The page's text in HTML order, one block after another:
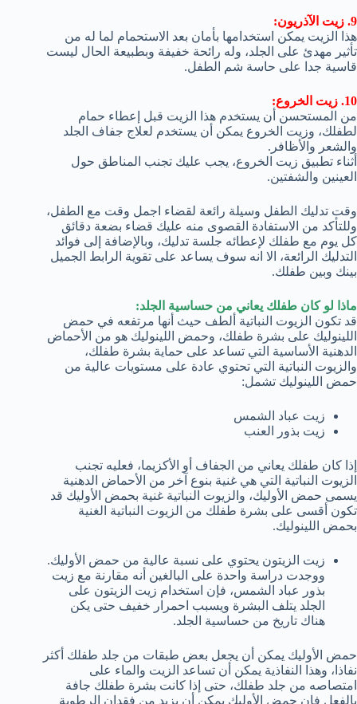
9. زيت الآذريون:
هذا الزيت يمكن استخدامها بأمان بعد الاستحمام لما له من
تأثير مهدئ على الجلد، وله رائحة خفيفة وبطبيعة الحال ليست
قاسية جدا على حاسة شم الطفل.
10. زيت الخروع:
من المستحسن أن يستخدم هذا الزيت قبل إعطاء حمام
لطفلك، وزيت الخروع يمكن أن يستخدم لعلاج جفاف الجلد
والشعر والأظافر.
أثناء تطبيق زيت الخروع، يجب عليك تجنب المناطق حول
العينين والشفتين.
وقت تدليك الطفل وسيلة رائعة لقضاء اجمل وقت مع الطفل،
وللتأكد من الاستفادة القصوى منه عليك قضاء بضعة دقائق
كل يوم مع طفلك لإعطائه جلسة تدليك، وبالإضافة إلى فوائد
التدليك الرائعة، الا انه سوف يساعد على تقوية الرابط الجميل
بينك وبين طفلك.
ماذا لو كان طفلك يعاني من حساسية الجلد:
قد تكون الزيوت النباتية ألطف حيث أنها مرتفعه في حمض
اللينوليك على بشرة طفلك، وحمض اللينوليك هو من الأحماض
الدهنية الأساسية التي تساعد على حماية بشرة طفلك،
والزيوت النباتية التي تحتوي عادة على مستويات عالية من
حمض اللينوليك تشمل:
زيت عباد الشمس
زيت بذور العنب
إذا كان طفلك يعاني من الجفاف أو الأكزيما، فعليه تجنب
الزيوت النباتية التي هي غنية بنوع آخر من الأحماض الدهنية
يسمى حمض الأوليك، والزيوت النباتية غنية بحمض الأوليك قد
تكون أقسى على بشرة طفلك من الزيوت النباتية الغنية
بحمض اللينوليك.
زيت الزيتون يحتوي على نسبة عالية من حمض الأوليك.
ووجدت دراسة واحدة على البالغين أنه مقارنة مع زيت
بذور عباد الشمس، فإن استخدام زيت الزيتون على
الجلد يتلف البشرة ويسبب احمرار خفيف حتى يكن
هناك تاريخ من حساسية الجلد.
حمض الأوليك يمكن أن يجعل بعض طبقات من جلد طفلك أكثر
نفاذا، وهذا النفاذية يمكن أن تساعد الزيت والماء على
امتصاصه من جلد طفلك، حتى إذا كانت بشرة طفلك جافة
بالفعل فإن حمض الأوليك يمكن أن يزيد من فقدان الرطوبة